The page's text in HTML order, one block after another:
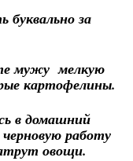
за
мужу мелкую
картофелины.
в домашний
работу
овощи.